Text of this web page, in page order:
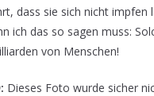
dass sie sich nicht impfen
ich das so sagen muss:
von Menschen!
Dieses Foto wurde sicher